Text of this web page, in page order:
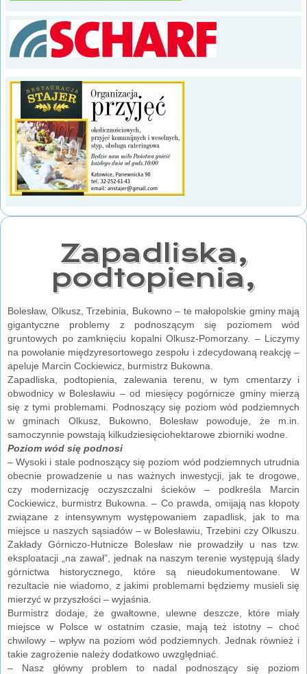
Zapadliska,
podtopienia,
Bolesław, Olkusz, Trzebinia, Bukowno – te małopolskie gminy mają
gigantyczne problemy z podnoszącym się poziomem wód
gruntowych po zamknięciu kopalni Olkusz-Pomorzany. – Liczymy
na powołanie międzyresortowego zespołu i zdecydowaną reakcję –
apeluje Marcin Cockiewicz, burmistrz Bukowna.
Zapadliska, podtopienia, zalewania terenu, w tym cmentarzy i
obwodnicy w Bolesławiu – od miesięcy pogórnicze gminy mierzą
się z tymi problemami. Podnoszący się poziom wód podziemnych
w gminach Olkusz, Bukowno, Bolesław powoduje, że m.in.
samoczynnie powstają kilkudziesięciohektarowe zbiorniki wodne.
Poziom wód się podnosi
– Wysoki i stale podnoszący się poziom wód podziemnych utrudnia
obecnie prowadzenie u nas ważnych inwestycji, jak te drogowe,
czy modernizację oczyszczalni ścieków – podkreśla Marcin
Cockiewicz, burmistrz Bukowna. – Co prawda, omijają nas kłopoty
związane z intensywnym występowaniem zapadlisk, jak to ma
miejsce u naszych sąsiadów – w Bolesławiu, Trzebini czy Olkuszu.
Zakłady Górniczo-Hutnicze Bolesław nie prowadziły u nas tzw.
eksploatacji „na zawał”, jednak na naszym terenie występują ślady
górnictwa historycznego, które są nieudokumentowane. W
rezultacie nie wiadomo, z jakimi problemami będziemy musieli się
mierzyć w przyszłości – wyjaśnia.
Burmistrz dodaje, że gwałtowne, ulewne deszcze, które miały
miejsce w Polsce w ostatnim czasie, mają też istotny – choć
chwilowy – wpływ na poziom wód podziemnych. Jednak również i
takie zagrożenie należy dodatkowo uwzględniać.
– Nasz główny problem to nadal podnoszący się poziom